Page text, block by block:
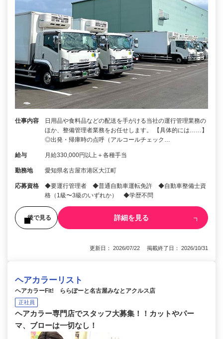
仕事内容
日用品や食料品などの配送を手がける当社の運行管理業務の
ほか、整備管理者業務をお任せします。 【具体的には……】
◎出発・帰庫時の点呼（アルコールチェック…
給与 月給330,000円以上＋各種手当
勤務地 愛知県名古屋市港区大江町
応募資格
◆要運行管理者 ◆普通自動車運転免許 ◆自動車整備士資
格（1級〜3級のいずれか） ◆学歴不問
後で見る 詳細を見る
更新日： 2026/07/22 掲載終了日： 2026/10/31
ヘアカラーリスト
ヘアカラーFit! ららぽーと名古屋みなとアクルス店
正社員
ヘアカラー専門店でスタッフ大募集！！カットやパー
マ、ブローは一切なし！